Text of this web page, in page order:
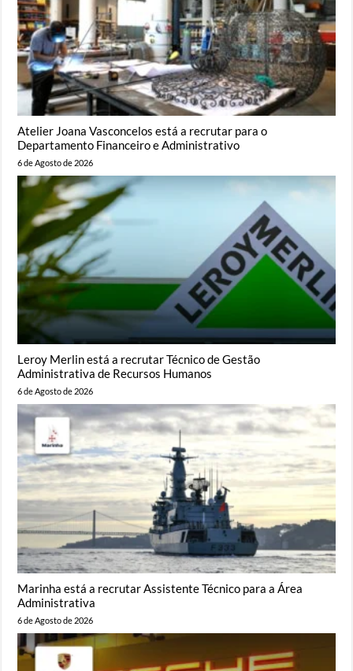
Atelier Joana Vasconcelos está a recrutar para o
Departamento Financeiro e Administrativo
6 de Agosto de 2026
Leroy Merlin está a recrutar Técnico de Gestão
Administrativa de Recursos Humanos
6 de Agosto de 2026
Marinha está a recrutar Assistente Técnico para a Área
Administrativa
6 de Agosto de 2026